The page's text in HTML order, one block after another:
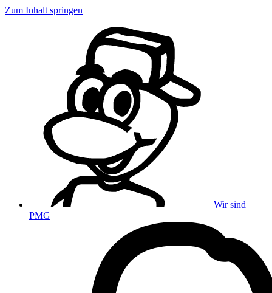
Zum Inhalt springen
Wir sind
PMG